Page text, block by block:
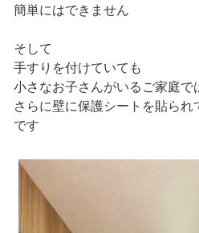
簡単にはできません
そして
手すりを付けていても
小さなお子さんがいるご家庭で
さらに壁に保護シートを貼ら
です